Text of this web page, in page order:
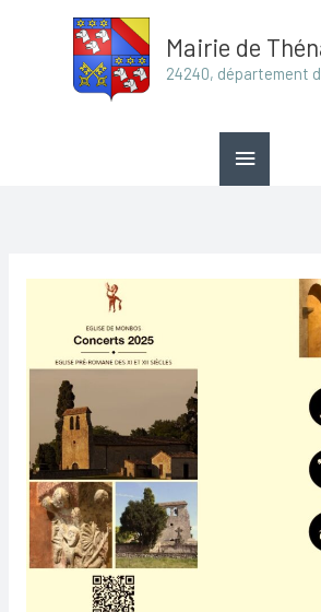
Mairie de
24240, département